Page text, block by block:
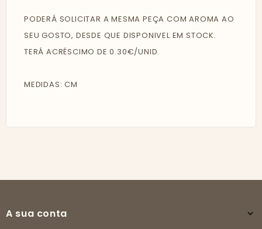
PODERÁ SOLICITAR A MESMA PEÇA COM AROMA AO
SEU GOSTO, DESDE QUE DISPONIVEL EM STOCK.
TERÁ ACRÉSCIMO DE 0.30€/UNID.
MEDIDAS: CM
A sua conta 